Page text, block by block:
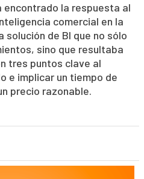
encontrado la respuesta al
comercial en la
solución de BI que no sólo
sino que resultaba
tres puntos clave al
e implicar un tiempo de
precio razonable.